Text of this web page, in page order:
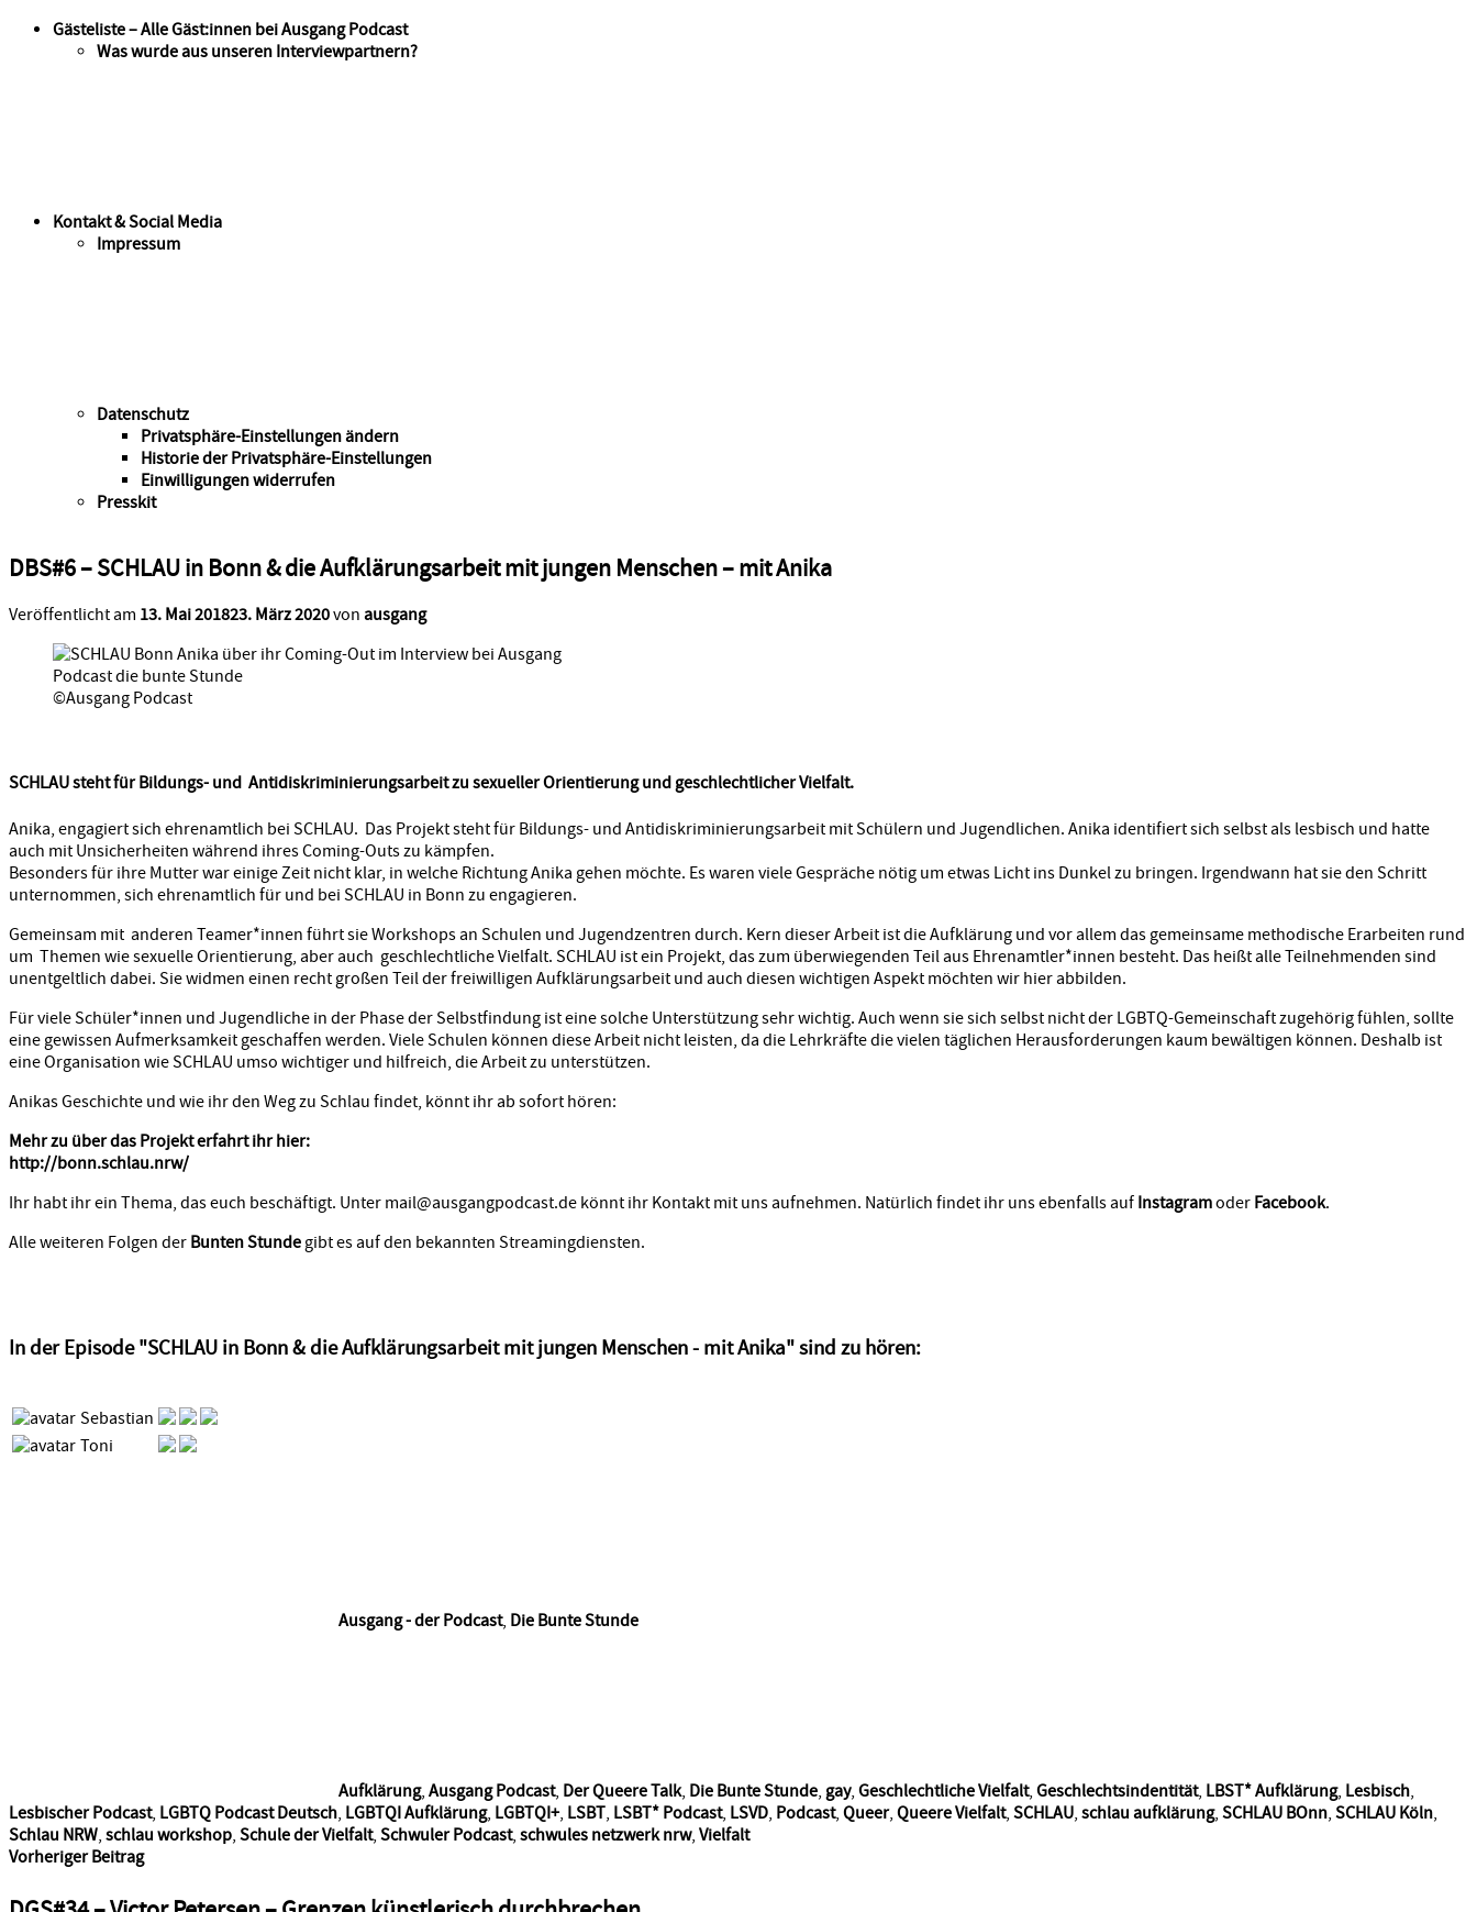
Gästeliste – Alle Gäst:innen bei Ausgang Podcast
Was wurde aus unseren Interviewpartnern?
Kontakt & Social Media
Impressum
Datenschutz
Privatsphäre-Einstellungen ändern
Historie der Privatsphäre-Einstellungen
Einwilligungen widerrufen
Presskit
DBS#6 – SCHLAU in Bonn & die Aufklärungsarbeit mit jungen Menschen – mit Anika
Veröffentlicht am 13. Mai 201823. März 2020von ausgang
©Ausgang Podcast
SCHLAU steht für Bildungs- und Antidiskriminierungsarbeit zu sexueller Orientierung und geschlechtlicher Vielfalt.
Anika, engagiert sich ehrenamtlich bei SCHLAU. Das Projekt steht für Bildungs- und Antidiskriminierungsarbeit mit Schülern und Jugendlichen. Anika identifiert sich selbst als lesbisch und hatte
auch mit Unsicherheiten während ihres Coming-Outs zu kämpfen.
Besonders für ihre Mutter war einige Zeit nicht klar, in welche Richtung Anika gehen möchte. Es waren viele Gespräche nötig um etwas Licht ins Dunkel zu bringen. Irgendwann hat sie den Schritt
unternommen, sich ehrenamtlich für und bei SCHLAU in Bonn zu engagieren.
Gemeinsam mit anderen Teamer*innen führt sie Workshops an Schulen und Jugendzentren durch. Kern dieser Arbeit ist die Aufklärung und vor allem das gemeinsame methodische Erarbeiten rund
um Themen wie sexuelle Orientierung, aber auch geschlechtliche Vielfalt. SCHLAU ist ein Projekt, das zum überwiegenden Teil aus Ehrenamtler*innen besteht. Das heißt alle Teilnehmenden sind
unentgeltlich dabei. Sie widmen einen recht großen Teil der freiwilligen Aufklärungsarbeit und auch diesen wichtigen Aspekt möchten wir hier abbilden.
Für viele Schüler*innen und Jugendliche in der Phase der Selbstfindung ist eine solche Unterstützung sehr wichtig. Auch wenn sie sich selbst nicht der LGBTQ-Gemeinschaft zugehörig fühlen, sollte
eine gewissen Aufmerksamkeit geschaffen werden. Viele Schulen können diese Arbeit nicht leisten, da die Lehrkräfte die vielen täglichen Herausforderungen kaum bewältigen können. Deshalb ist
eine Organisation wie SCHLAU umso wichtiger und hilfreich, die Arbeit zu unterstützen.
Anikas Geschichte und wie ihr den Weg zu Schlau findet, könnt ihr ab sofort hören:
Mehr zu über das Projekt erfahrt ihr hier:
http://bonn.schlau.nrw/
Ihr habt ihr ein Thema, das euch beschäftigt. Unter mail@ausgangpodcast.de könnt ihr Kontakt mit uns aufnehmen. Natürlich findet ihr uns ebenfalls auf Instagramoder Facebook.
Alle weiteren Folgen der Bunten Stunde gibt es auf den bekannten Streamingdiensten.
In der Episode "SCHLAU in Bonn & die Aufklärungsarbeit mit jungen Menschen - mit Anika" sind zu hören:
Sebastian
Toni
Ausgang - der Podcast, Die Bunte Stunde
Aufklärung, Ausgang Podcast, Der Queere Talk, Die Bunte Stunde, gay, Geschlechtliche Vielfalt, Geschlechtsindentität, LBST* Aufklärung, Lesbisch,
Lesbischer Podcast, LGBTQ Podcast Deutsch, LGBTQI Aufklärung, LGBTQI+, LSBT, LSBT* Podcast, LSVD, Podcast, Queer, Queere Vielfalt, SCHLAU, schlau aufklärung, SCHLAU BOnn, SCHLAU Köln,
Schlau NRW, schlau workshop, Schule der Vielfalt, Schwuler Podcast, schwules netzwerk nrw, Vielfalt
Beitragsnavigation
Vorheriger Beitrag